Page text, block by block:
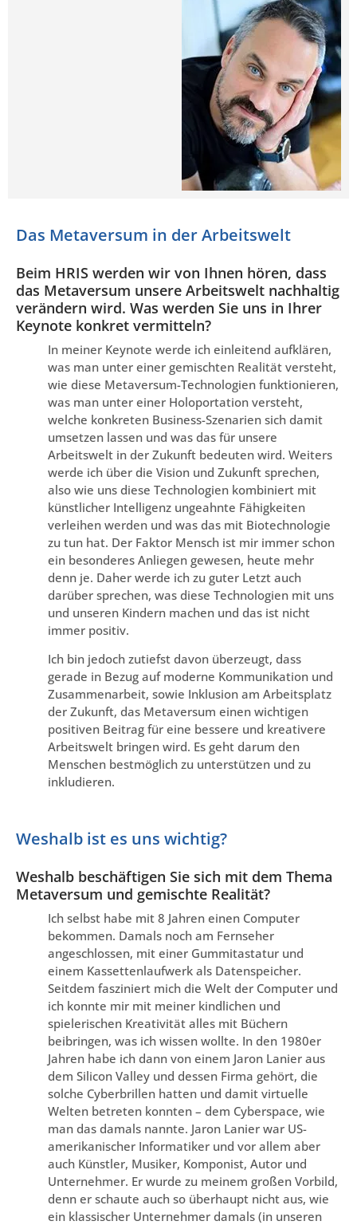
Das Metaversum in der Arbeitswelt
Beim HRIS werden wir von Ihnen hören, dass
das Metaversum unsere Arbeitswelt nachhaltig
verändern wird. Was werden Sie uns in Ihrer
Keynote konkret vermitteln?
In meiner Keynote werde ich einleitend aufklären,
was man unter einer gemischten Realität versteht,
wie diese Metaversum-Technologien funktionieren,
was man unter einer Holoportation versteht,
welche konkreten Business-Szenarien sich damit
umsetzen lassen und was das für unsere
Arbeitswelt in der Zukunft bedeuten wird. Weiters
werde ich über die Vision und Zukunft sprechen,
also wie uns diese Technologien kombiniert mit
künstlicher Intelligenz ungeahnte Fähigkeiten
verleihen werden und was das mit Biotechnologie
zu tun hat. Der Faktor Mensch ist mir immer schon
ein besonderes Anliegen gewesen, heute mehr
denn je. Daher werde ich zu guter Letzt auch
darüber sprechen, was diese Technologien mit uns
und unseren Kindern machen und das ist nicht
immer positiv.
Ich bin jedoch zutiefst davon überzeugt, dass
gerade in Bezug auf moderne Kommunikation und
Zusammenarbeit, sowie Inklusion am Arbeitsplatz
der Zukunft, das Metaversum einen wichtigen
positiven Beitrag für eine bessere und kreativere
Arbeitswelt bringen wird. Es geht darum den
Menschen bestmöglich zu unterstützen und zu
inkludieren.
Weshalb ist es uns wichtig?
Weshalb beschäftigen Sie sich mit dem Thema
Metaversum und gemischte Realität?
Ich selbst habe mit 8 Jahren einen Computer
bekommen. Damals noch am Fernseher
angeschlossen, mit einer Gummitastatur und
einem Kassettenlaufwerk als Datenspeicher.
Seitdem fasziniert mich die Welt der Computer und
ich konnte mir mit meiner kindlichen und
spielerischen Kreativität alles mit Büchern
beibringen, was ich wissen wollte. In den 1980er
Jahren habe ich dann von einem Jaron Lanier aus
dem Silicon Valley und dessen Firma gehört, die
solche Cyberbrillen hatten und damit virtuelle
Welten betreten konnten – dem Cyberspace, wie
man das damals nannte. Jaron Lanier war US-
amerikanischer Informatiker und vor allem aber
auch Künstler, Musiker, Komponist, Autor und
Unternehmer. Er wurde zu meinem großen Vorbild,
denn er schaute auch so überhaupt nicht aus, wie
ein klassischer Unternehmer damals (in unseren